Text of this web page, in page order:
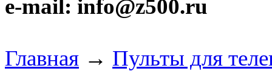
e-mail: info@z500.ru
Главная → Пульты для